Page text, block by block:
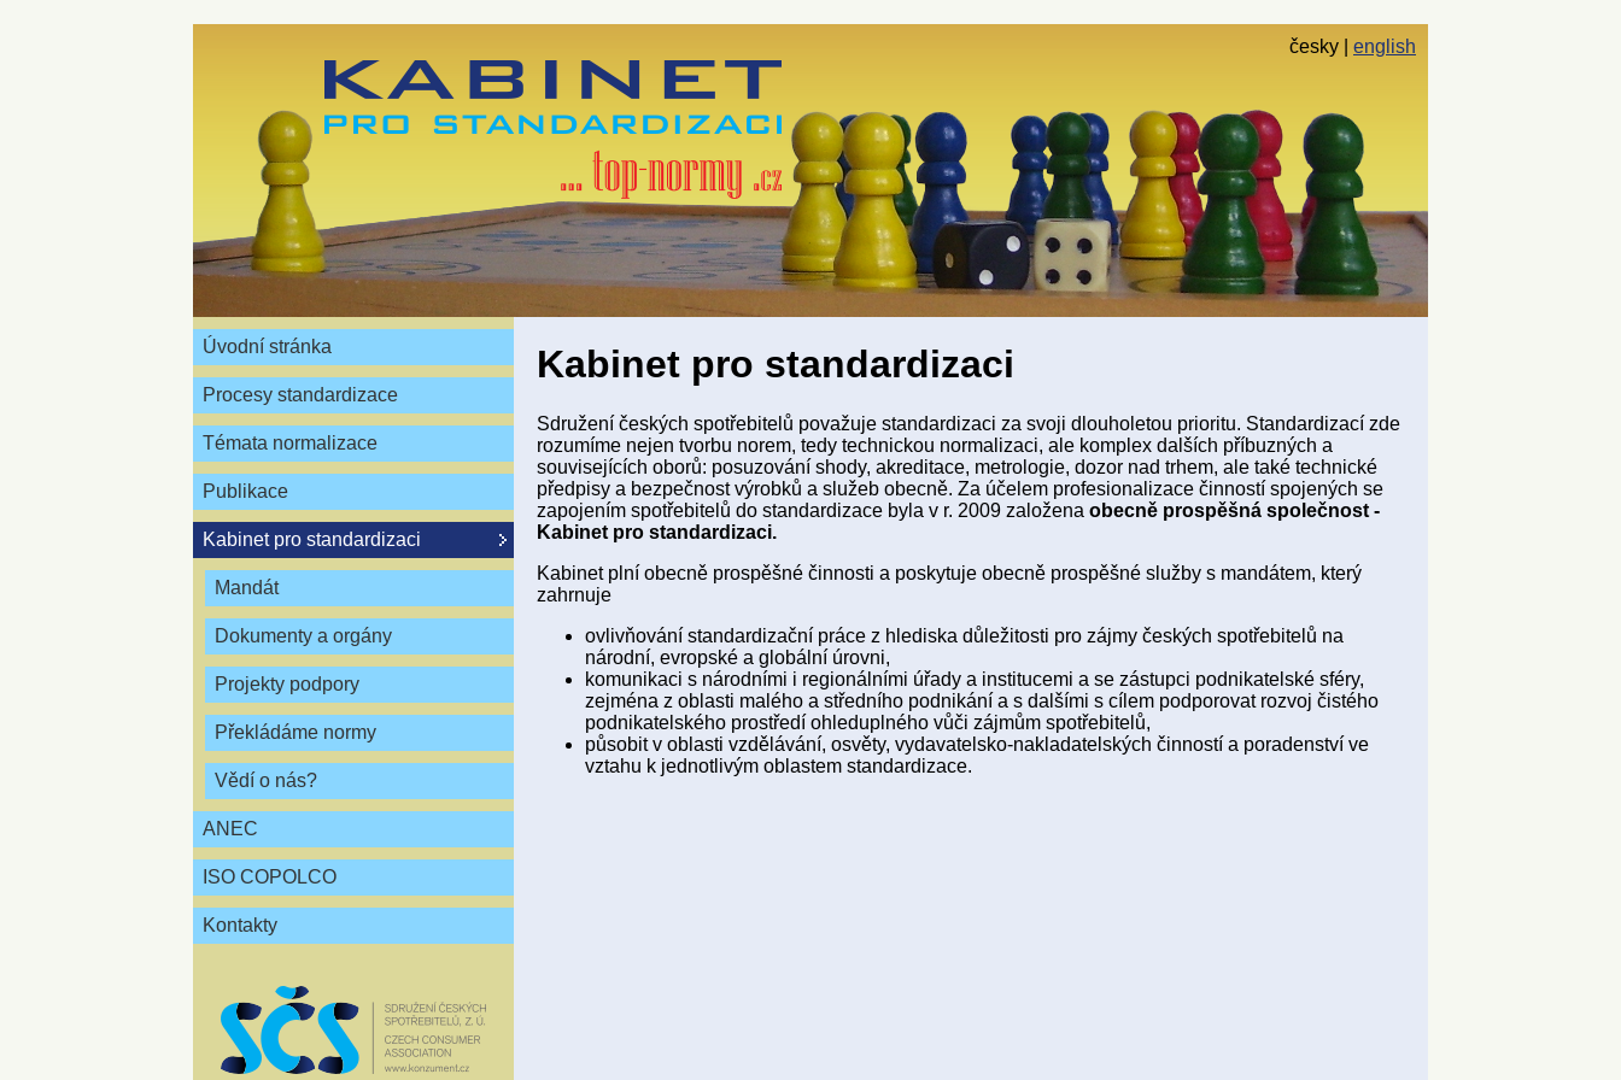
česky english
Úvodní stránka
Procesy standardizace
Témata normalizace
Publikace
Kabinet pro standardizaci
Mandát
Dokumenty a orgány
Projekty podpory
Překládáme normy
Vědí o nás?
ANEC
ISO COPOLCO
Kontakty
Kabinet pro standardizaci
Sdružení českých spotřebitelů považuje standardizaci za svoji dlouholetou prioritu. Standardizací zde
rozumíme nejen tvorbu norem, tedy technickou normalizaci, ale komplex dalších příbuzných a
souvisejících oborů: posuzování shody, akreditace, metrologie, dozor nad trhem, ale také technické
předpisy a bezpečnost výrobků a služeb obecně. Za účelem profesionalizace činností spojených se
zapojením spotřebitelů do standardizace byla v r. 2009 založena obecně prospěšná společnost -
Kabinet pro standardizaci.
Kabinet plní obecně prospěšné činnosti a poskytuje obecně prospěšné služby s mandátem, který
zahrnuje
ovlivňování standardizační práce z hlediska důležitosti pro zájmy českých spotřebitelů na
národní, evropské a globální úrovni,
komunikaci s národními i regionálními úřady a institucemi a se zástupci podnikatelské sféry,
zejména z oblasti malého a středního podnikání a s dalšími s cílem podporovat rozvoj čistého
podnikatelského prostředí ohleduplného vůči zájmům spotřebitelů,
působit v oblasti vzdělávání, osvěty, vydavatelsko-nakladatelských činností a poradenství ve
vztahu k jednotlivým oblastem standardizace.